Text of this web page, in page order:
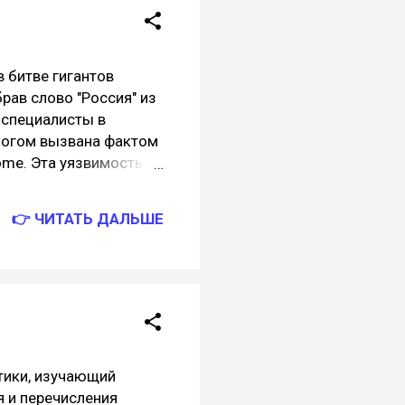
гигантов
слово "Россия" из
в
вызвана фактом
Эта уязвимость
может
в
исправить этот
👉 ЧИТАТЬ ДАЛЬШЕ
изучающий
перечисления